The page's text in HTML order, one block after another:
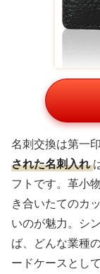
名刺交換は第一
された名刺入れ
フトです。革小
き合いたてのカ
いのが魅力。シ
ば、どんな業種
ードケースとし